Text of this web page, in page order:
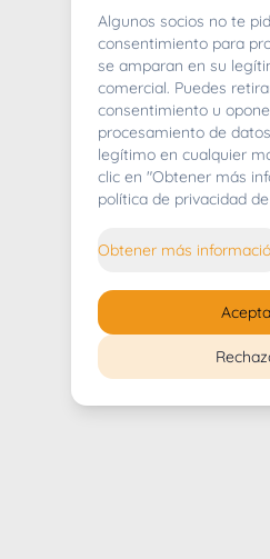
Whoops! Lo
Algunos socios no te
consentimiento para
se amparan en su
comercial. Puedes
consentimiento u
procesamiento de
legítimo en cualquier
clic en "Obtener más
política de privacidad
Obtener más